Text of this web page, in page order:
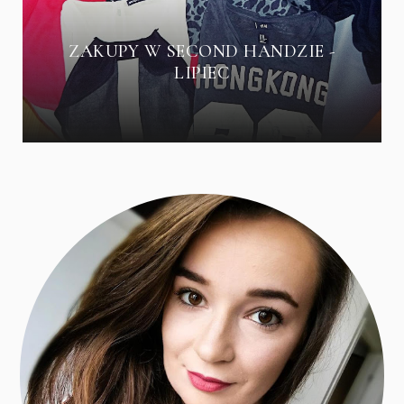
ZAKUPY W SECOND HANDZIE -
LIPIEC